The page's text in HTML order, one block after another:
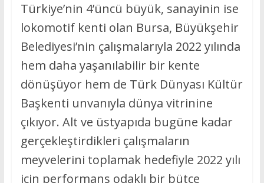
Türkiye’nin 4’üncü büyük, sanayinin ise
lokomotif kenti olan Bursa, Büyükşehir
Belediyesi’nin çalışmalarıyla 2022 yılında
hem daha yaşanılabilir bir kente
dönüşüyor hem de Türk Dünyası Kültür
Başkenti unvanıyla dünya vitrinine
çıkıyor. Alt ve üstyapıda bugüne kadar
gerçekleştirdikleri çalışmaların
meyvelerini toplamak hedefiyle 2022 yılı
için performans odaklı bir bütçe